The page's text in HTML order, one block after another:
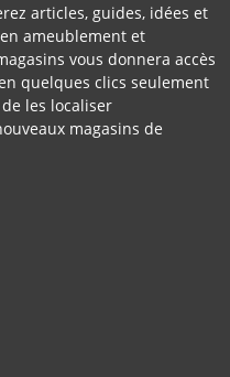
articles, guides, idées et
ameublement et
vous donnera accès
quelques clics seulement
les localiser
magasins de